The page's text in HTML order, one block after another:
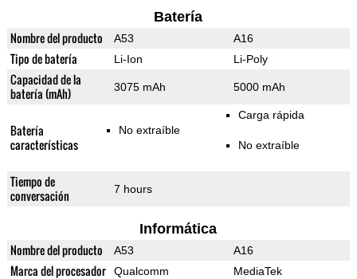
Batería
Nombre del producto A53 A16
Tipo de batería Li-Ion Li-Poly
Capacidad de la
batería (mAh)
3075 mAh 5000 mAh
Batería
características
No extraíble
Carga rápida
No extraíble
Tiempo de
conversación
7 hours
Informática
Nombre del producto A53 A16
Marca del procesador Qualcomm MediaTek